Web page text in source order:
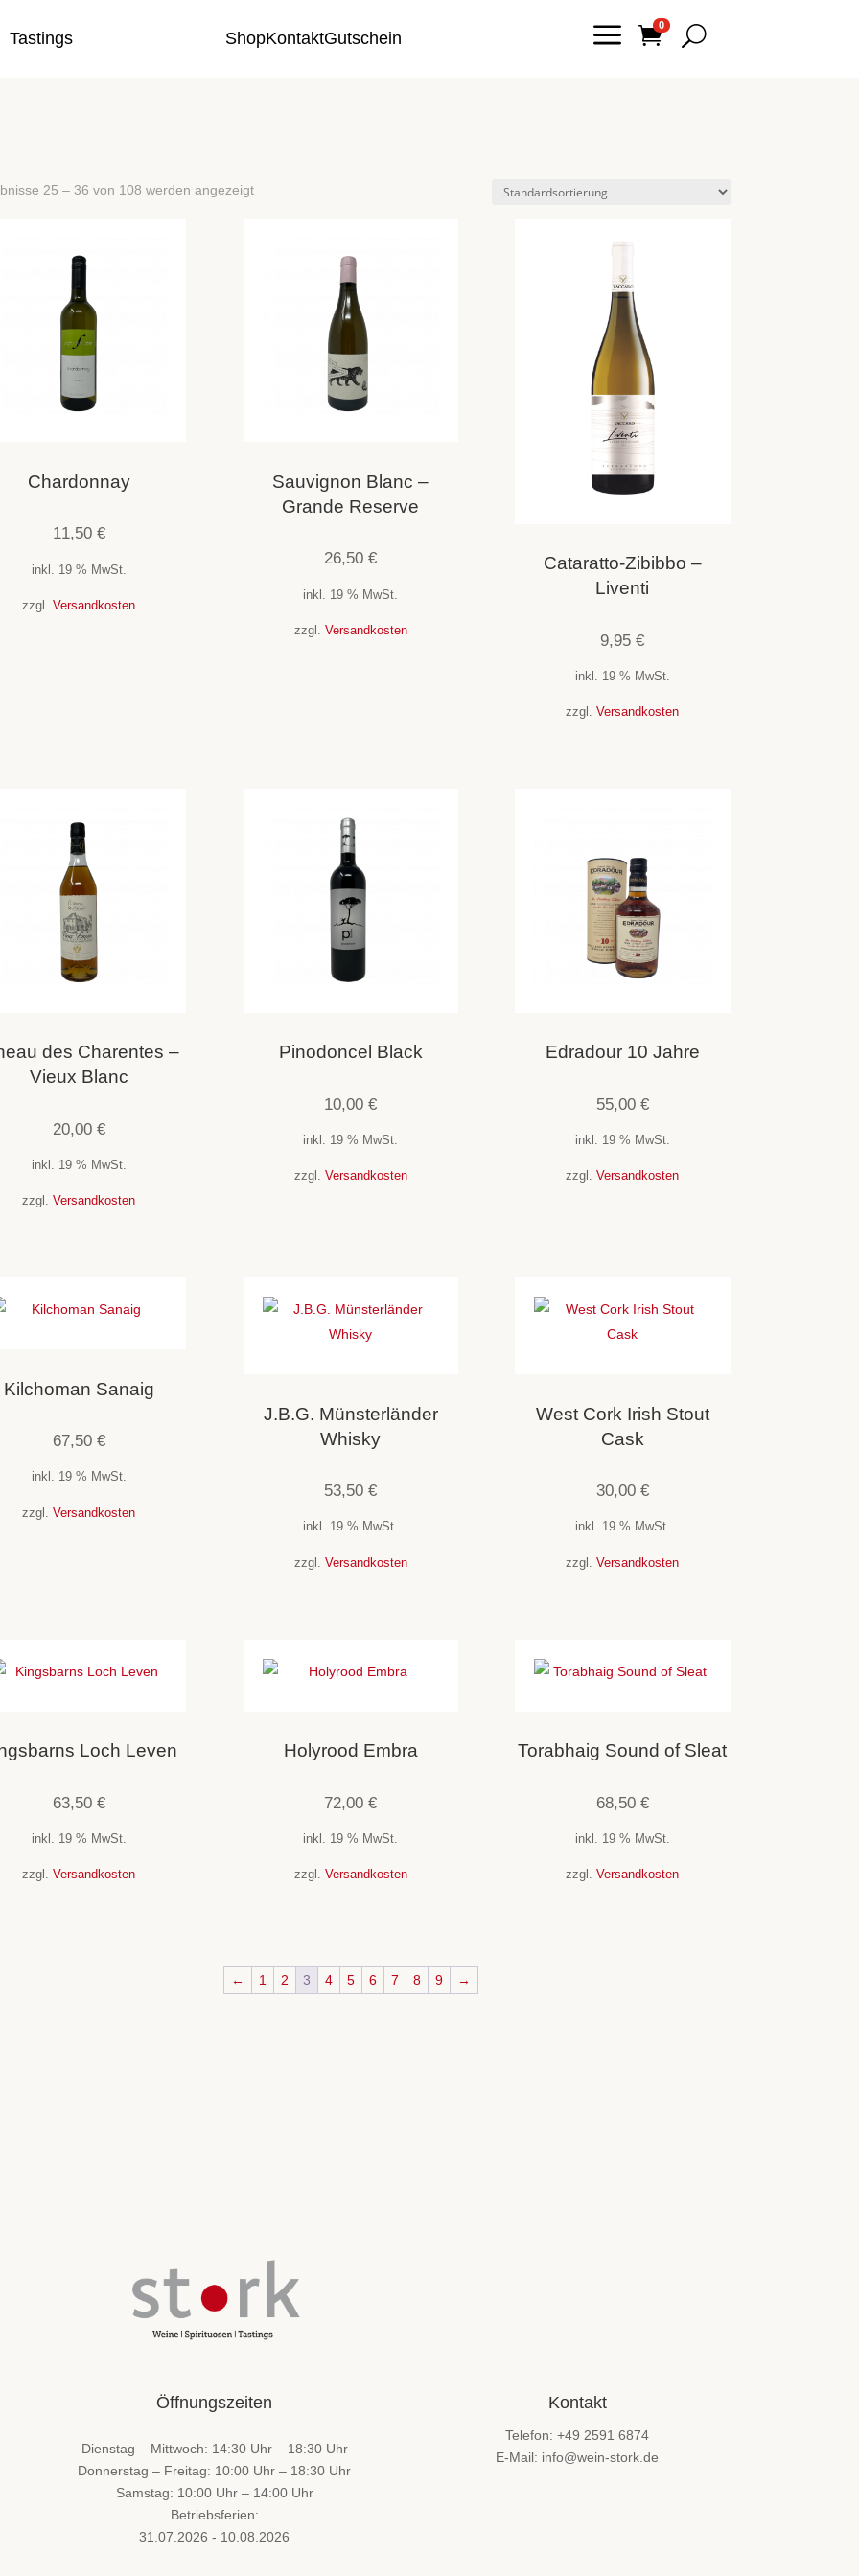
Tastings ShopKontaktGutschein a 0 U
25 – 36 von 108 werden angezeigt
Chardonnay
11,50 €
inkl. 19 % MwSt.
zzgl.Versandkosten
Sauvignon Blanc –
Grande Reserve
26,50€
inkl. 19 % MwSt.
zzgl. Versandkosten
Cataratto-Zibibbo –
Liventi
9,95€
inkl. 19 % MwSt.
zzgl.Versandkosten
des Charentes –
Vieux Blanc
20,00 €
inkl. 19 % MwSt.
zzgl.Versandkosten
Pinodoncel Black
10,00€
inkl. 19 % MwSt.
zzgl. Versandkosten
Edradour 10 Jahre
55,00 €
inkl. 19 % MwSt.
zzgl.Versandkosten
Kilchoman Sanaig
67,50 €
inkl. 19 % MwSt.
zzgl.Versandkosten
J.B.G. Münsterländer
Whisky
53,50€
inkl. 19 % MwSt.
zzgl. Versandkosten
West Cork Irish Stout
Cask
30,00 €
inkl. 19 % MwSt.
zzgl.Versandkosten
Loch Leven
63,50 €
inkl. 19 % MwSt.
zzgl.Versandkosten
Holyrood Embra
72,00€
inkl. 19 % MwSt.
zzgl. Versandkosten
Torabhaig Sound of Sleat
68,50 €
inkl. 19 % MwSt.
zzgl.Versandkosten
← 1 2 3 4 5 6 7 8 9 →
Öffnungszeiten
Dienstag – Mittwoch: 14:30 Uhr – 18:30 Uhr
Donnerstag – Freitag: 10:00 Uhr – 18:30 Uhr
Samstag: 10:00 Uhr – 14:00 Uhr
Betriebsferien:
31.07.2026 - 10.08.2026
Kontakt
Telefon: +49 2591 6874
E-Mail: info@wein-stork.de